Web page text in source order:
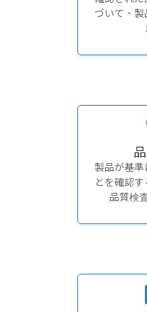
づいて、製
製品が基準
とを確認
品質検